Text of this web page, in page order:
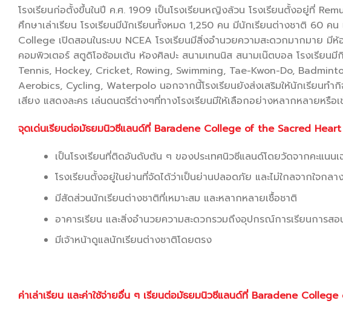
โรงเรียนก่อตั้งขึ้นในปี ค.ศ. 1909 เป็นโรงเรียนหญิงล้วน โรงเรียนตั้งอยู่ที่
ศึกษาเล่าเรียน โรงเรียนมีนักเรียนทั้งหมด 1,250 คน มีนักเรียนต่างชาติ 60 ค
College เปิดสอนในระบบ NCEA โรงเรียนมีสิ่งอำนวยความสะดวกมากมาย
คอมพิวเตอร์ สตูดิโอซ้อมเต้น ห้องศิลปะ สนามเทนนิส สนามเน๊ตบอล โรงเรีย
Tennis, Hockey, Cricket, Rowing, Swimming, Tae-Kwon-Do,
Aerobics, Cycling, Waterpolo นอกจากนี้โรงเรียนยังส่งเสริมให้นักเรียนท
เสียง แสดงละคร เล่นดนตรีต่างๆที่ทางโรงเรียนมีให้เลือกอย่างหลากหลายหรือ
จุดเด่นเรียนต่อมัธยมนิวซีแลนด์ที่ Baradene College of the Sacred Heart
เป็นโรงเรียนที่ติดอันดับต้น ๆ ของประเทศนิวซีแลนด์โดยวัดจากคะแนน
โรงเรียนตั้งอยู่ในย่านที่จัดได้ว่าเป็นย่านปลอดภัย และไม่ใกลจากใจกลา
มีสัดส่วนนักเรียนต่างชาติที่เหมาะสม และหลากหลายเชื้อชาติ
อาคารเรียน และสิ่งอำนวยความสะดวกรวมถึงอุปกรณ์การเรียนการส
มีเจ้าหน้าดูแลนักเรียนต่างชาติโดยตรง
ค่าเล่าเรียน และค่าใช้จ่ายอื่น ๆ เรียนต่อมัธยมนิวซีแลนด์ที่ Baradene